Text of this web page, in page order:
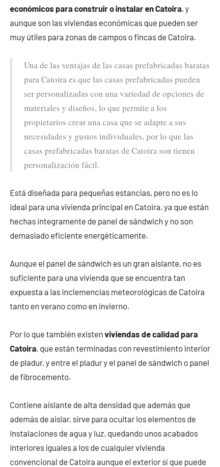
económicos para construir o instalar en Catoira, y
aunque son las viviendas económicas que pueden ser
muy útiles para zonas de campos o fincas de Catoira.
Una de las ventajas de las casas prefabricadas baratas
para Catoira es que las casas prefabricadas pueden
ser personalizadas con una variedad de opciones de
materiales y diseños, lo que permite a los
propietarios crear una casa que se adapte a sus
necesidades y gustos individuales, por lo que las
casas prefabricadas baratas de Catoira son tienen
personalización fácil.
Está diseñada para pequeñas estancias, pero no es lo
ideal para una vivienda principal en Catoira, ya que están
hechas íntegramente de panel de sándwich y no son
demasiado eficiente energéticamente.
Aunque el panel de sándwich es un gran aislante, no es
suficiente para una vivienda que se encuentra tan
expuesta a las inclemencias meteorológicas de Catoira
tanto en verano como en invierno.
Por lo que también existen viviendas de calidad para
Catoira, que están terminadas con revestimiento interior
de pladur, y entre el pladur y el panel de sándwich o panel
de fibrocemento.
Contiene aislante de alta densidad que además que
además de aislar, sirve para ocultar los elementos de
instalaciones de agua y luz, quedando unos acabados
interiores iguales a los de cualquier vivienda
convencional de Catoira aunque el exterior sí que puede